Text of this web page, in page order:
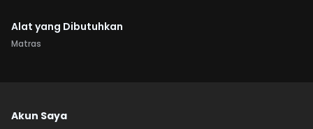
Alat yang Dibutuhkan
Matras
Akun Saya